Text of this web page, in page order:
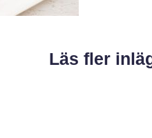
Läs fler